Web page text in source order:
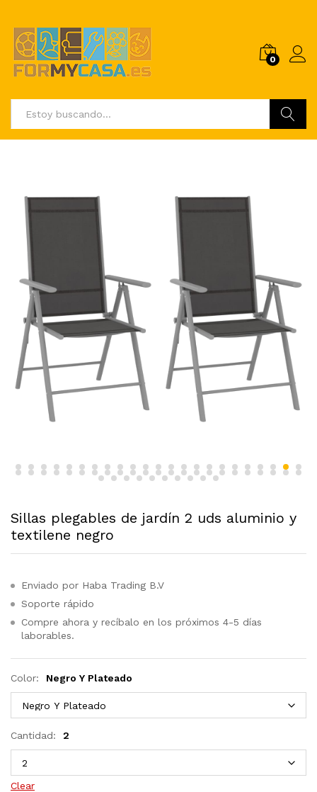
0
Sillas plegables de jardín 2 uds aluminio y
textilene negro
Enviado por Haba Trading B.V
Soporte rápido
Compre ahora y recíbalo en los próximos 4-5 días
laborables.
Color: Negro Y Plateado
Cantidad: 2
Clear